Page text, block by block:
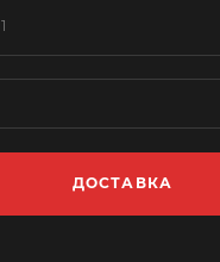
ДОСТАВКА